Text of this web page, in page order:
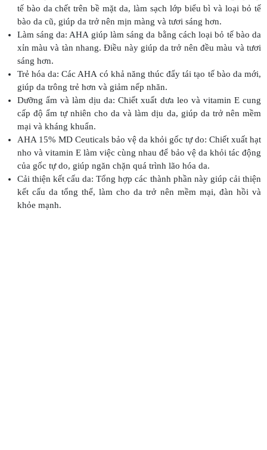
tế bào da chết trên bề mặt da, làm sạch lớp biểu bì và loại bỏ tế
bào da cũ, giúp da trở nên mịn màng và tươi sáng hơn.
Làm sáng da: AHA giúp làm sáng da bằng cách loại bỏ tế bào da
xỉn màu và tàn nhang. Điều này giúp da trở nên đều màu và tươi
sáng hơn.
Trẻ hóa da: Các AHA có khả năng thúc đẩy tái tạo tế bào da mới,
giúp da trông trẻ hơn và giảm nếp nhăn.
Dưỡng ẩm và làm dịu da: Chiết xuất dưa leo và vitamin E cung
cấp độ ẩm tự nhiên cho da và làm dịu da, giúp da trở nên mềm
mại và kháng khuẩn.
AHA 15% MD Ceuticals bảo vệ da khỏi gốc tự do: Chiết xuất hạt
nho và vitamin E làm việc cùng nhau để bảo vệ da khỏi tác động
của gốc tự do, giúp ngăn chặn quá trình lão hóa da.
Cải thiện kết cấu da: Tổng hợp các thành phần này giúp cải thiện
kết cấu da tổng thể, làm cho da trở nên mềm mại, đàn hồi và
khỏe mạnh.